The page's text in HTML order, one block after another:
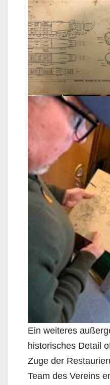
Ein weiteres
historisches Detail
Zuge der
Team des Vereins